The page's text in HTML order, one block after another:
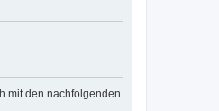
mit den nachfolgenden